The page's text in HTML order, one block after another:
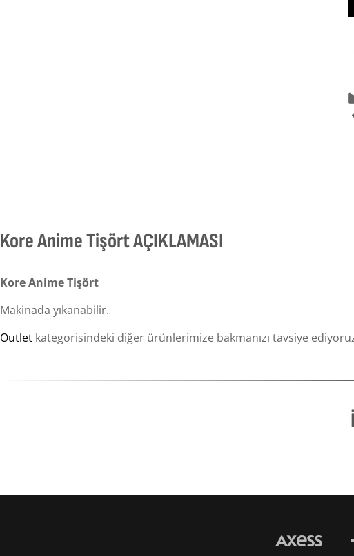
Kore Anime Tişört AÇIKLAMASI
Kore Anime Tişört
Makinada yıkanabilir.
Outlet kategorisindeki diğer ürünlerimize bakmanızı tavsiye